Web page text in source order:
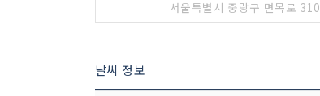
서울특별시 중랑구 면목로 310
날씨 정보